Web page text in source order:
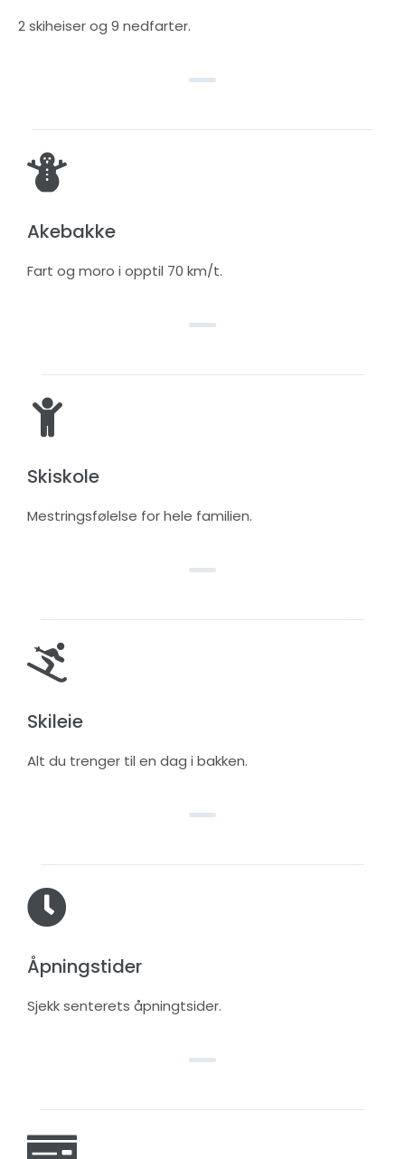
2 skiheiser og 9 nedfarter.
Akebakke
Fart og moro i opptil 70 km/t.
Skiskole
Mestringsfølelse for hele familien.
Skileie
Alt du trenger til en dag i bakken.
Åpningstider
Sjekk senterets åpningtsider.